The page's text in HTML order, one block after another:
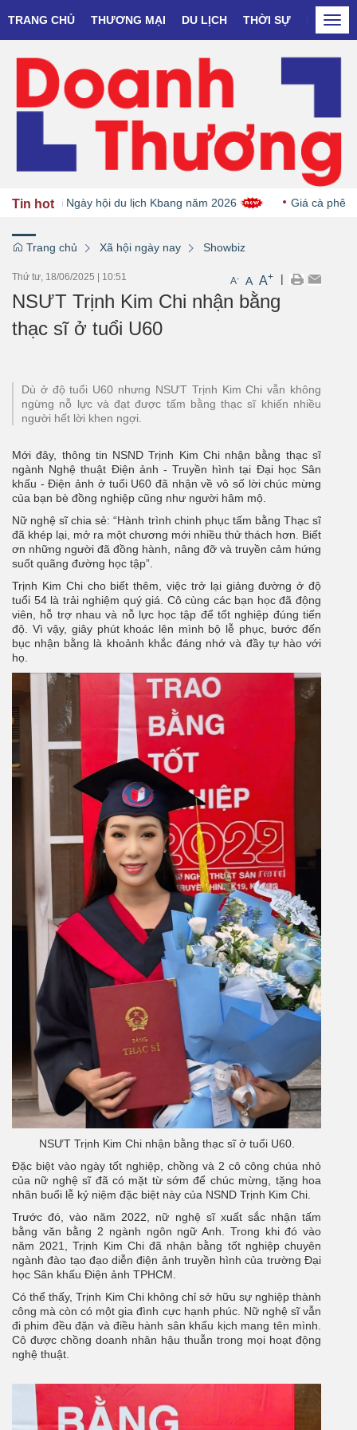
TRANG CHỦ THƯƠNG MẠI DU LỊCH THỜI SỰ DOANH
Tin hot
tại Ngày hội du lịch Kbang năm 2026 Giá cà phê giảm
Trang chủ Xã hội ngày nay Showbiz
Thứ tư, 18/06/2025 10:51 A- A A+ |
NSƯT Trịnh Kim Chi nhận bằng
thạc sĩ ở tuổi U60
Dù ở độ tuổi U60 nhưng NSƯT Trịnh Kim Chi vẫn không
ngừng nỗ lực và đạt được tấm bằng thạc sĩ khiến nhiều
người hết lời khen ngợi.
Mới đây, thông tin NSND Trịnh Kim Chi nhận bằng thạc sĩ
ngành Nghệ thuật Điện ảnh - Truyền hình tại Đại học Sân
khấu - Điện ảnh ở tuổi U60 đã nhận về vô số lời chúc mừng
của bạn bè đồng nghiệp cũng như người hâm mộ.
Nữ nghệ sĩ chia sẻ: “Hành trình chinh phục tấm bằng Thạc sĩ
đã khép lại, mở ra một chương mới nhiều thử thách hơn. Biết
ơn những người đã đồng hành, nâng đỡ và truyền cảm hứng
suốt quãng đường học tập”.
Trịnh Kim Chi cho biết thêm, việc trở lại giảng đường ở độ
tuổi 54 là trải nghiệm quý giá. Cô cùng các bạn học đã động
viên, hỗ trợ nhau và nỗ lực học tập để tốt nghiệp đúng tiến
độ. Vì vậy, giây phút khoác lên mình bộ lễ phục, bước đến
bục nhận bằng là khoảnh khắc đáng nhớ và đầy tự hào với
họ.
NSƯT Trịnh Kim Chi nhận bằng thạc sĩ ở tuổi U60.
Đặc biệt vào ngày tốt nghiệp, chồng và 2 cô công chúa nhỏ
của nữ nghệ sĩ đã có mặt từ sớm để chúc mừng, tặng hoa
nhân buổi lễ kỷ niệm đặc biệt này của NSND Trịnh Kim Chi.
Trước đó, vào năm 2022, nữ nghệ sĩ xuất sắc nhận tấm
bằng văn bằng 2 ngành ngôn ngữ Anh. Trong khi đó vào
năm 2021, Trịnh Kim Chi đã nhận bằng tốt nghiệp chuyên
ngành đào tạo đạo diễn điện ảnh truyền hình của trường Đại
học Sân khấu Điện ảnh TPHCM.
Có thể thấy, Trịnh Kim Chi không chỉ sở hữu sự nghiệp thành
công mà còn có một gia đình cực hạnh phúc. Nữ nghệ sĩ vẫn
đi phim đều đặn và điều hành sân khấu kịch mang tên mình.
Cô được chồng doanh nhân hậu thuẫn trong mọi hoạt động
nghệ thuật.